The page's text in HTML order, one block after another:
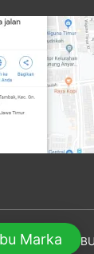
PABRIK
Marka